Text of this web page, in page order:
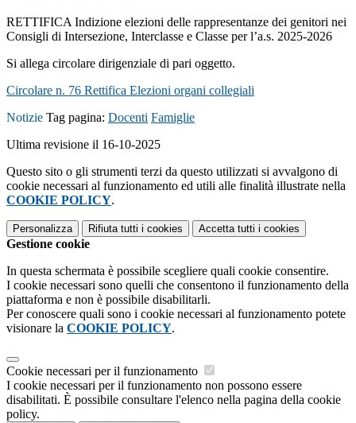
RETTIFICA Indizione elezioni delle rappresentanze dei genitori nei
Consigli di Intersezione, Interclasse e Classe per l’a.s. 2025-2026
Si allega circolare dirigenziale di pari oggetto.
Circolare n. 76 Rettifica Elezioni organi collegiali
Notizie Tag pagina: Docenti Famiglie
Ultima revisione il 16-10-2025
Questo sito o gli strumenti terzi da questo utilizzati si avvalgono di
cookie necessari al funzionamento ed utili alle finalità illustrate nella
COOKIE POLICY.
Personalizza Rifiuta tutti i cookies Accetta tutti i cookies
Gestione cookie
In questa schermata è possibile scegliere quali cookie consentire.
I cookie necessari sono quelli che consentono il funzionamento della
piattaforma e non è possibile disabilitarli.
Per conoscere quali sono i cookie necessari al funzionamento potete
visionare la COOKIE POLICY.
Cookie necessari per il funzionamento
I cookie necessari per il funzionamento non possono essere
disabilitati. È possibile consultare l'elenco nella pagina della cookie
policy.